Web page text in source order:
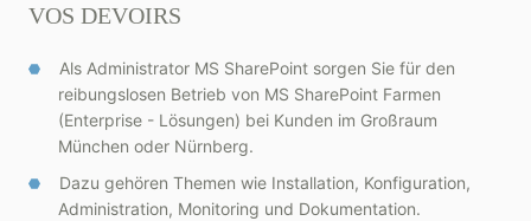
VOS DEVOIRS
Als Administrator MS SharePoint sorgen Sie für den
reibungslosen Betrieb von MS SharePoint Farmen
(Enterprise - Lösungen) bei Kunden im Großraum
München oder Nürnberg.
Dazu gehören Themen wie Installation, Konfiguration,
Administration, Monitoring und Dokumentation.